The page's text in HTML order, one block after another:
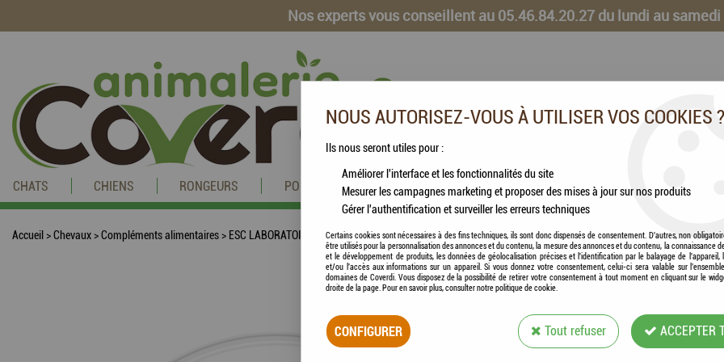
Nos experts vous conseillent au 05.46.84.20.27 du lundi au samedi
CHATS CHIENS RONGEURS POISSONS CHEVAUX VOLAILLES ANIMAUX DE LA FERME
Accueil >Chevaux>Compléments alimentaires> ESC LABORATOIRE - Ortie, articulations & reminéralisation - 1kg
ESC
NOUS AUTORISEZ-VOUS À UTILISER VOS COOKIES ?
Ils nous seront utiles pour :
Améliorer l'interface et les fonctionnalités du site
Mesurer les campagnes marketing et proposer des mises à jour sur nos produits
Gérer l'authentification et surveiller les erreurs techniques
Certains cookies sont nécessaires à des fins techniques, ils sont donc dispensés de consentement. D'autres, non
être utilisés pour la personnalisation des annonces et du contenu, la mesure des annonces et du contenu, la connaissance
et le développement de produits, les données de géolocalisation précises et l'identification par le balayage de l'appareil,
et/ou l'accès aux informations sur un appareil. Si vous donnez votre consentement, celui-ci sera valable sur
domaines de Coverdi. Vous disposez de la possibilité de retirer votre consentement à tout moment en cliquant sur le
droite de la page. Pour en savoir plus, consulter notre politique de cookie.
CONFIGURER Tout refuser ACCEPTER